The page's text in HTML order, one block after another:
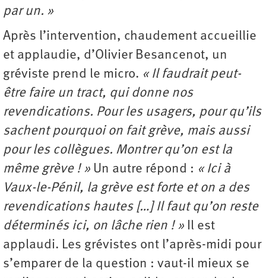
par un. »
Après l’intervention, chaudement accueillie
et applaudie, d’Olivier Besancenot, un
gréviste prend le micro. « Il faudrait peut-
être faire un tract, qui donne nos
revendications. Pour les usagers, pour qu’ils
sachent pourquoi on fait grève, mais aussi
pour les collègues. Montrer qu’on est la
même grève ! » Un autre répond : « Ici à
Vaux-le-Pénil, la grève est forte et on a des
revendications hautes […] Il faut qu’on reste
déterminés ici, on lâche rien ! » Il est
applaudi. Les grévistes ont l’après-midi pour
s’emparer de la question : vaut-il mieux se